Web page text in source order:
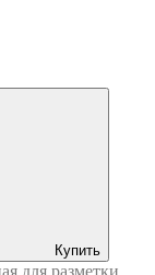
Купить